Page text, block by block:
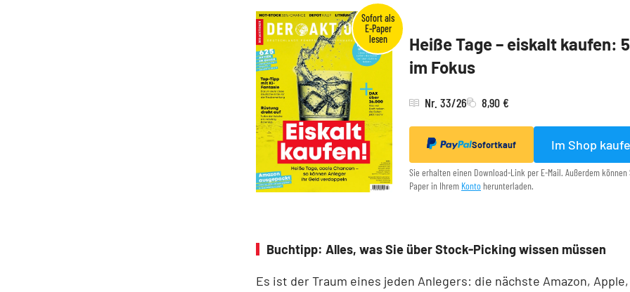
Heiße Tage – eiskalt kaufen:
im Fokus
Nr. 33/26 8,90 €
Sofortkauf Im Shop
Sie erhalten einen Download-Link per E-Mail. Außerdem
Paper in Ihrem Konto herunterladen.
Buchtipp: Alles, was Sie über Stock-Picking wissen müssen
Es ist der Traum eines jeden Anlegers: die nächste Amazon,